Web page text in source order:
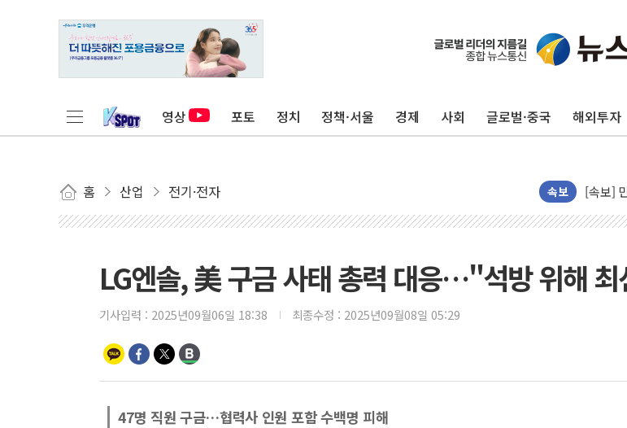
영상 포토 정치 정책·서울 경제 사회 글로벌·중국 해외투자
홈 산업 전기·전자 속보
포항
울진·
[종합]
김민석,
인사하
[속보]
[속보]
美, 이
강릉·
서울
李대
여수 오
LG엔솔, 美 구금 사태 총력 대응…"석방 위해
기사입력 : 2025년09월06일 18:38 최종수정 : 2025년09월08일 05:29
47명 직원 구금…협력사 인원 포함 수백명 피해